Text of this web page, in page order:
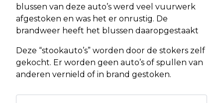
blussen van deze auto’s werd veel vuurwerk
afgestoken en was het er onrustig. De
brandweer heeft het blussen daaropgestaakt
Deze “stookauto’s” worden door de stokers zelf
gekocht. Er worden geen auto’s of spullen van
anderen vernield of in brand gestoken.